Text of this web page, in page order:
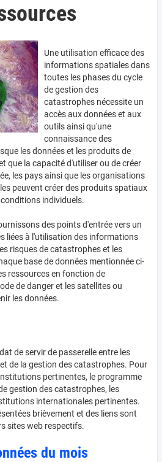
Une utilisation efficace des
informations spatiales dans
toutes les phases du cycle
de gestion des
catastrophes nécessite un
accès aux données et aux
outils ainsi qu'une
connaissance des
les données et les produits de
que la capacité d'utiliser ou de créer
les pays ainsi que les organisations
peuvent créer des produits spatiaux
individuels.
des points d'entrée vers un
liées à l'utilisation des informations
risques de catastrophes et les
base de données mentionnée ci-
ressources en fonction de
de danger et les satellites ou
les données.
de servir de passerelle entre les
de la gestion des catastrophes. Pour
pertinentes, le programme
gestion des catastrophes, les
internationales pertinentes.
brièvement et des liens sont
sites web respectifs.
du mois